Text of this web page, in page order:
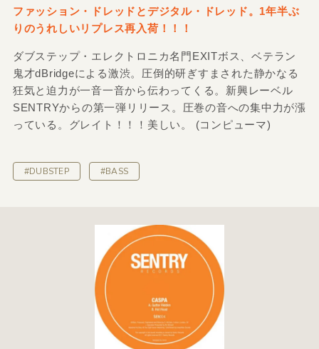
ファッション・ドレッドとデジタル・ドレッド。1年半ぶ
りのうれしいリプレス再入荷！！！
ダブステップ・エレクトロニカ名門EXITボス、ベテラン
鬼才dBridgeによる激渋。圧倒的研ぎすまされた静かなる
狂気と迫力が一音一音から伝わってくる。新興レーベル
SENTRYからの第一弾リリース。圧巻の音への集中力が漲
っている。グレイト！！！美しい。 (コンピューマ)
#DUBSTEP #BASS